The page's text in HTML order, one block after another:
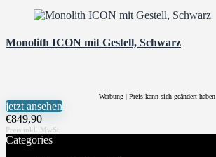
Monolith ICON mit Gestell, Schwarz
Werbung | Preis kann sich geändert haben
jetzt ansehen
€849,90
Categories